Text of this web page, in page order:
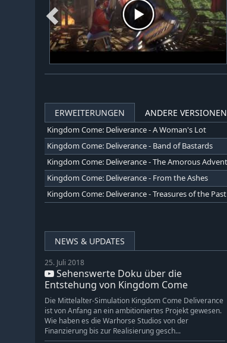
ERWEITERUNGEN ANDERE VERSIONEN
Kingdom Come: Deliverance - A Woman's Lot
Kingdom Come: Deliverance - Band of Bastards
Kingdom Come: Deliverance - From the Ashes
Kingdom Come: Deliverance - Treasures of the Past
NEWS & UPDATES
25. Juli 2018
Sehenswerte Doku über die
Entstehung von Kingdom Come
Deliver...
Die Mittelalter-Simulation Kingdom Come Deliverance
ist von Anfang an ein ambitioniertes Projekt gewesen.
Wie haben es die Warhorse Studios von der
Finanzierung bis zur Realisierung gesch...